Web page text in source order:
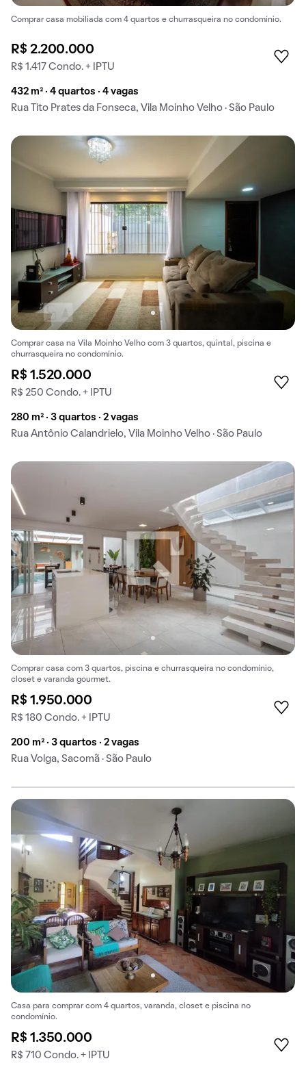
Comprar casa mobiliada com 4 quartos e churrasqueira no condomínio.
R$ 2.200.000
R$ 1.417 Condo. + IPTU
432 m² · 4 quartos · 4 vagas
Rua Tito Prates da Fonseca, Vila Moinho Velho · São Paulo
Comprar casa na Vila Moinho Velho com 3 quartos, quintal, piscina e
churrasqueira no condomínio.
R$ 1.520.000
R$ 250 Condo. + IPTU
280 m² · 3 quartos · 2 vagas
Rua Antônio Calandrielo, Vila Moinho Velho · São Paulo
Comprar casa com 3 quartos, piscina e churrasqueira no condomínio,
closet e varanda gourmet.
R$ 1.950.000
R$ 180 Condo. + IPTU
200 m² · 3 quartos · 2 vagas
Rua Volga, Sacomã · São Paulo
Casa para comprar com 4 quartos, varanda, closet e piscina no
condomínio.
R$ 1.350.000
R$ 710 Condo. + IPTU